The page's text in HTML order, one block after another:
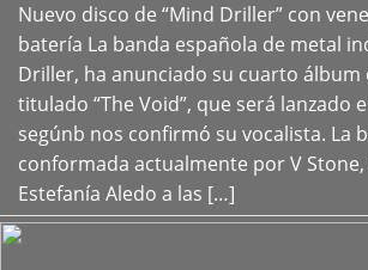
Nuevo disco de “Mind Driller” con
batería La banda española de metal
Driller, ha anunciado su cuarto álbum
titulado “The Void”, que será lanzado
segúnb nos confirmó su vocalista. La
conformada actualmente por V Stone,
Estefanía Aledo a las […]
+